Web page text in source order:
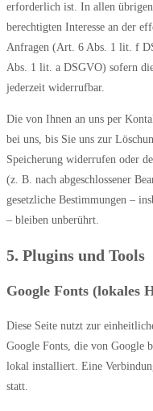
erforderlich ist. In allen
berechtigten Interesse an der
Anfragen (Art. 6 Abs. 1 lit. f
Abs. 1 lit. a DSGVO) sofern
jederzeit widerrufbar.
Die von Ihnen an uns per
bei uns, bis Sie uns zur
Speicherung widerrufen oder
(z. B. nach abgeschlossener
gesetzliche Bestimmungen –
– bleiben unberührt.
5. Plugins und Tools
Google Fonts (lokales
Diese Seite nutzt zur
Google Fonts, die von Google
lokal installiert. Eine
statt.